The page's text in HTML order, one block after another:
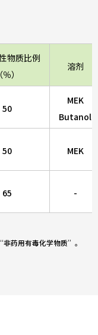
物质比例
（％）
溶剂
50
MEK
Butanol
50 MEK
65 -
药用有毒化学物质”。